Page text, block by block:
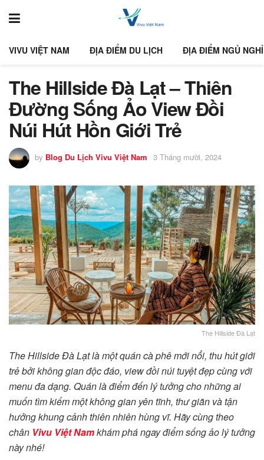
VIVU VIỆT NAM ĐỊA ĐIỂM DU LỊCH ĐỊA ĐIỂM NGỦ NGHỈ
The Hillside Đà Lạt – Thiên
Đường Sống Ảo View Đồi
Núi Hút Hồn Giới Trẻ
by Blog Du Lịch Vivu Việt Nam 3 Tháng mười, 2024
The Hillside Đà Lạt
The Hillside Đà Lạt là một quán cà phê mới nổi, thu hút giới
trẻ bởi không gian độc đáo, view đồi núi tuyệt đẹp cùng với
menu đa dạng. Quán là điểm đến lý tưởng cho những ai
muốn tìm kiếm một không gian yên tĩnh, thư giãn và tận
hưởng khung cảnh thiên nhiên hùng vĩ. Hãy cùng theo
chân Vivu Việt Namkhám phá ngay điểm sống ảo lý tưởng
này nhé!